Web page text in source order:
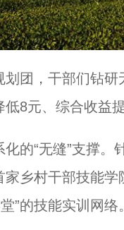
，干部们钻研
8元、综合收益
“无缝”支撑。
乡村干部技能
”的技能实训网络